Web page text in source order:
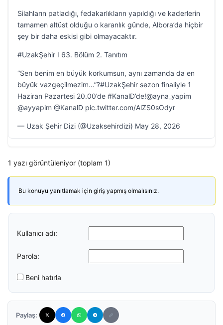
Silahların patladığı, fedakarlıkların yapıldığı ve kaderlerin
tamamen altüst olduğu o karanlık günde, Albora’da hiçbir
şey bir daha eskisi gibi olmayacaktır.
#UzakŞehir I 63. Bölüm 2. Tanıtım
“Sen benim en büyük korkumsun, aynı zamanda da en
büyük vazgeçilmezim…”?#UzakŞehir sezon finaliyle 1
Haziran Pazartesi 20.00’de #KanalD’de!@ayna_yapim
@ayyapim @KanalD pic.twitter.com/AlZS0sOdyr
— Uzak Şehir Dizi (@Uzaksehirdizi) May 28, 2026
1 yazı görüntüleniyor (toplam 1)
Bu konuyu yanıtlamak için giriş yapmış olmalısınız.
Kullanıcı adı:
Parola:
Beni hatırla
Paylaş: